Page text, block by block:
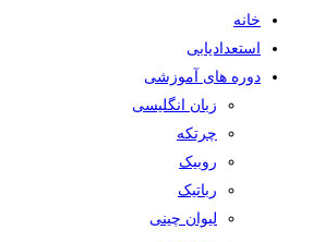
خانه
استعدادیابی
دوره های آموزشی
زبان انگلیسی
چرتکه
روبیک
رباتیک
لیوان چینی